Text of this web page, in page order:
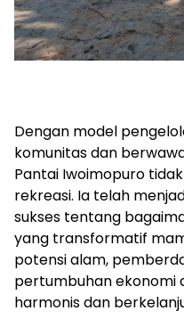
‎Dengan model
komunitas dan
Pantai Iwoimopuro
rekreasi. Ia telah
sukses tentang
yang transformatif
potensi alam,
pertumbuhan ekonomi
harmonis dan